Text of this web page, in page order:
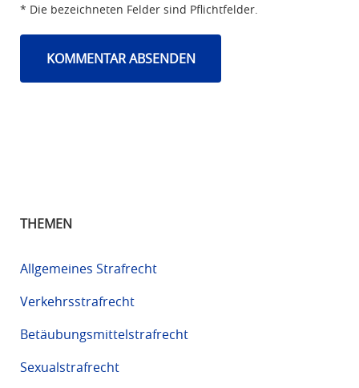
* Die bezeichneten Felder sind Pflichtfelder.
THEMEN
Allgemeines Strafrecht
Verkehrsstrafrecht
Betäubungsmittelstrafrecht
Sexualstrafrecht